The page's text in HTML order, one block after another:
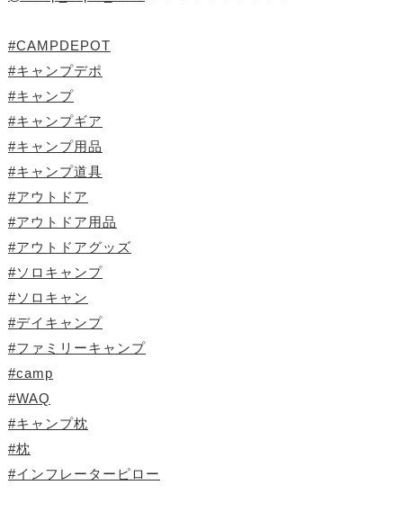
#CAMPDEPOT
#キャンプデポ
#キャンプ
#キャンプギア
#キャンプ用品
#キャンプ道具
#アウトドア
#アウトドア用品
#アウトドアグッズ
#ソロキャンプ
#ソロキャン
#デイキャンプ
#ファミリーキャンプ
#camp
#WAQ
#キャンプ枕
#枕
#インフレーターピロー